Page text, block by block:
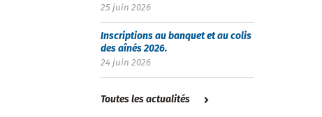
25 juin 2026
Inscriptions au banquet et au colis
des aînés 2026.
24 juin 2026
Toutes les actualités